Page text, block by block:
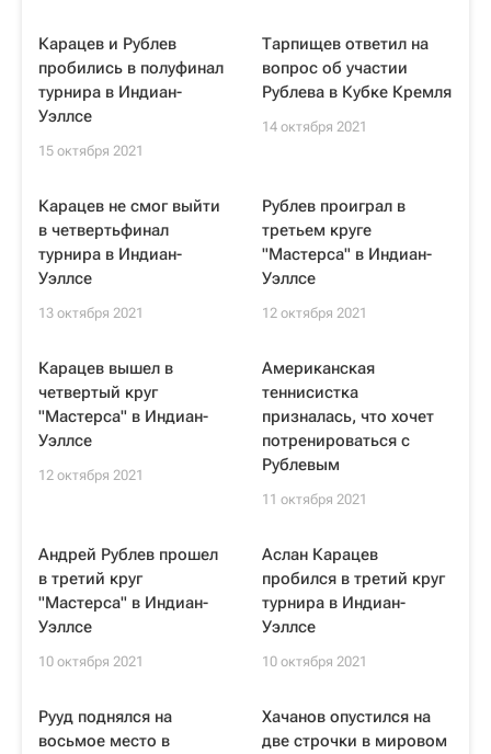
Карацев и Рублев
пробились в полуфинал
турнира в Индиан-
Уэллсе
15 октября 2021
Тарпищев ответил на
вопрос об участии
Рублева в Кубке Кремля
14 октября 2021
Карацев не смог выйти
в четвертьфинал
турнира в Индиан-
Уэллсе
13 октября 2021
Рублев проиграл в
третьем круге
"Мастерса" в Индиан-
Уэллсе
12 октября 2021
Карацев вышел в
четвертый круг
"Мастерса" в Индиан-
Уэллсе
12 октября 2021
Американская
теннисистка
призналась, что хочет
потренироваться с
Рублевым
11 октября 2021
Андрей Рублев прошел
в третий круг
"Мастерса" в Индиан-
Уэллсе
10 октября 2021
Аслан Карацев
пробился в третий круг
турнира в Индиан-
Уэллсе
10 октября 2021
Рууд поднялся на
восьмое место в
Хачанов опустился на
две строчки в мировом